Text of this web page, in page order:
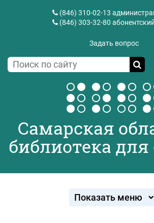
(846) 310-02-13
(846) 303-32-80
Задать вопрос
Самарская
библиотека
Показать меню